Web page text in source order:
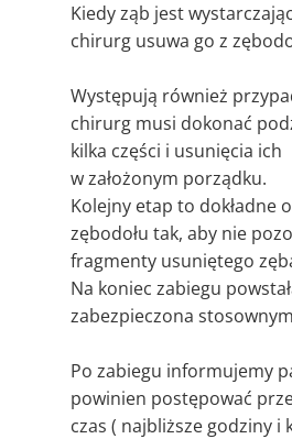
Kiedy ząb jest
chirurg usuwa go z
Występują również
chirurg musi dokonać
kilka części i usunięcia ich
w założonym porządku.
Kolejny etap to dokładne
zębodołu tak, aby nie
fragmenty usuniętego
Na koniec zabiegu
zabezpieczona
Po zabiegu informujemy
powinien postępować
czas ( najbliższe godziny i